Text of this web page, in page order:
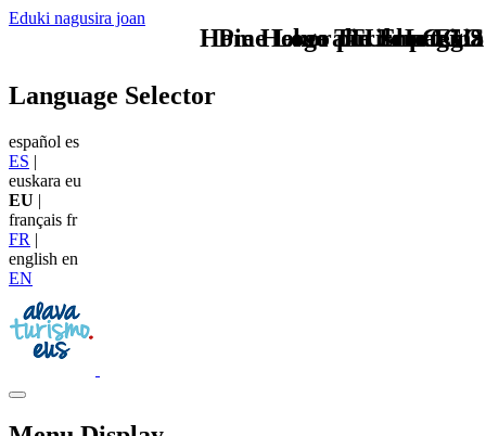
Eduki nagusira joan
TU - LOGO
Language Selector
español es
ES |
euskara eu
EU |
français fr
FR |
english en
EN
Iekorako Elurtegia
Home Logo pie de página
Pie Home Turismo EUS